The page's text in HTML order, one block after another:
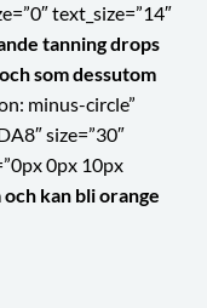
text_size=”14″
tanning drops
som dessutom
minus-circle”
size=”30″
0px 10px
kan bli orange